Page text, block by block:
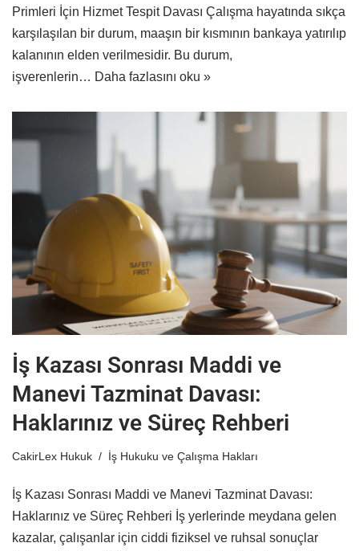
Primleri İçin Hizmet Tespit Davası Çalışma hayatında sıkça
karşılaşılan bir durum, maaşın bir kısmının bankaya yatırılıp
kalanının elden verilmesidir. Bu durum,
işverenlerin… Daha fazlasını oku »
İş Kazası Sonrası Maddi ve
Manevi Tazminat Davası:
Haklarınız ve Süreç Rehberi
CakirLex Hukuk İş Hukuku ve Çalışma Hakları
İş Kazası Sonrası Maddi ve Manevi Tazminat Davası:
Haklarınız ve Süreç Rehberi İş yerlerinde meydana gelen
kazalar, çalışanlar için ciddi fiziksel ve ruhsal sonuçlar